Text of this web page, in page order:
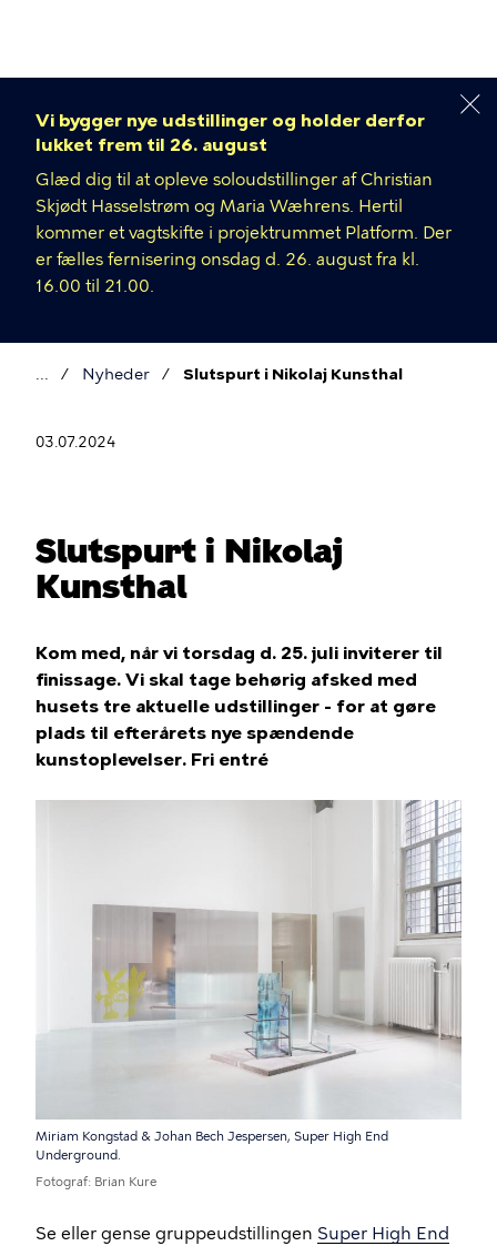
Vi bygger nye udstillinger og holder derfor
lukket frem til 26. august
Glæd dig til at opleve soloudstillinger af Christian
Skjødt Hasselstrøm og Maria Wæhrens. Hertil
kommer et vagtskifte i projektrummet Platform. Der
er fælles fernisering onsdag d. 26. august fra kl.
16.00 til 21.00.
Nyheder Slutspurt i Nikolaj Kunsthal
03.07.2024
Slutspurt i Nikolaj
Kunsthal
Kom med, når vi torsdag d. 25. juli inviterer til
finissage. Vi skal tage behørig afsked med
husets tre aktuelle udstillinger - for at gøre
plads til efterårets nye spændende
kunstoplevelser. Fri entré
Miriam Kongstad & Johan Bech Jespersen, Super High End
Underground.
Fotograf Brian Kure
Se eller gense gruppeudstillingen Super High End